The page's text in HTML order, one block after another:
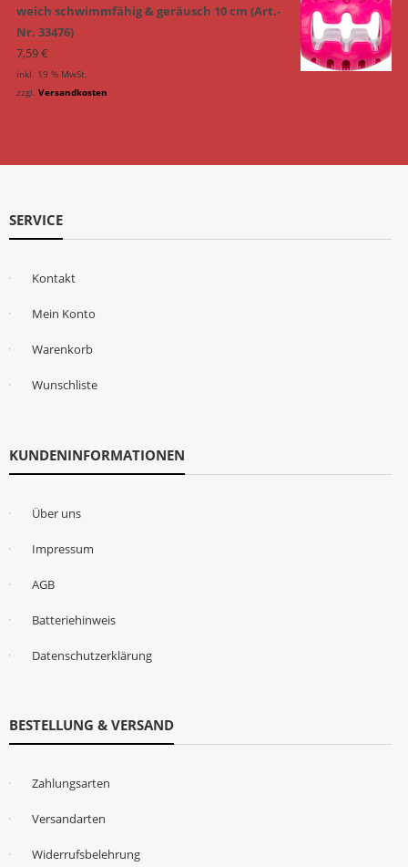
weich schwimmfähig & geräusch 10 cm (Art.-
Nr. 33476)
7,59€
inkl. 19 % MwSt.
zzgl. Versandkosten
SERVICE
Kontakt
Mein Konto
Warenkorb
Wunschliste
KUNDENINFORMATIONEN
Über uns
Impressum
AGB
Batteriehinweis
Datenschutzerklärung
BESTELLUNG & VERSAND
Zahlungsarten
Versandarten
Widerrufsbelehrung